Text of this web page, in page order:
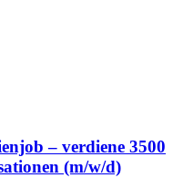
– verdiene 3500
(m/w/d)